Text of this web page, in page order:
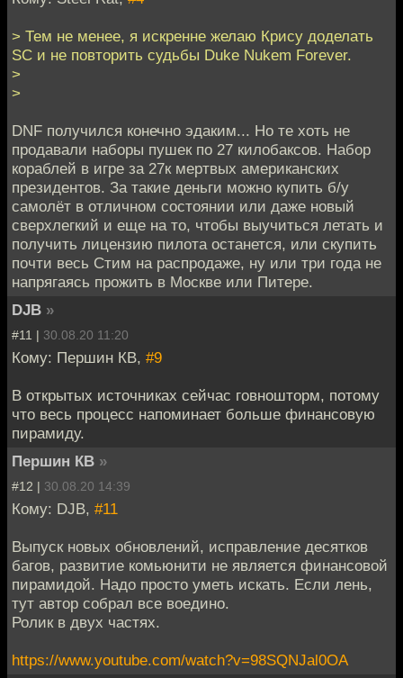
> Тем не менее, я искренне желаю Крису доделать
SC и не повторить судьбы Duke Nukem Forever.
>
>
DNF получился конечно эдаким... Но те хоть не
продавали наборы пушек по 27 килобаксов. Набор
кораблей в игре за 27к мертвых американских
президентов. За такие деньги можно купить б/у
самолёт в отличном состоянии или даже новый
сверхлегкий и еще на то, чтобы выучиться летать и
получить лицензию пилота останется, или скупить
почти весь Стим на распродаже, ну или три года не
напрягаясь прожить в Москве или Питере.
DJB »
#11 | 30.08.20 11:20
Кому: Першин КВ, #9
В открытых источниках сейчас говношторм, потому
что весь процесс напоминает больше финансовую
пирамиду.
Першин КВ »
#12 | 30.08.20 14:39
Кому: DJB, #11
Выпуск новых обновлений, исправление десятков
багов, развитие комьюнити не является финансовой
пирамидой. Надо просто уметь искать. Если лень,
тут автор собрал все воедино.
Ролик в двух частях.
https://www.youtube.com/watch?v=98SQNJal0OA